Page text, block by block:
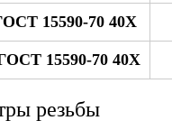
15590-70 40Х
15590-70 40Х
резьбы